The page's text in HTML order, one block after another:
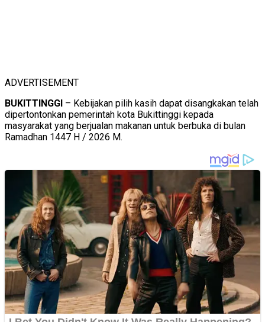
ADVERTISEMENT
BUKITTINGGI – Kebijakan pilih kasih dapat disangkakan telah
dipertontonkan pemerintah kota Bukittinggi kepada
masyarakat yang berjualan makanan untuk berbuka di bulan
Ramadhan 1447 H / 2026 M.